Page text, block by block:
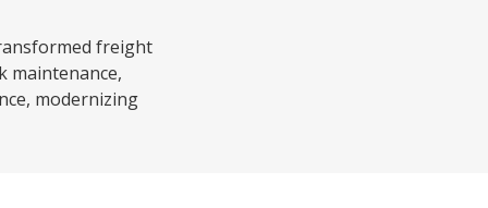
freight
maintenance,
modernizing